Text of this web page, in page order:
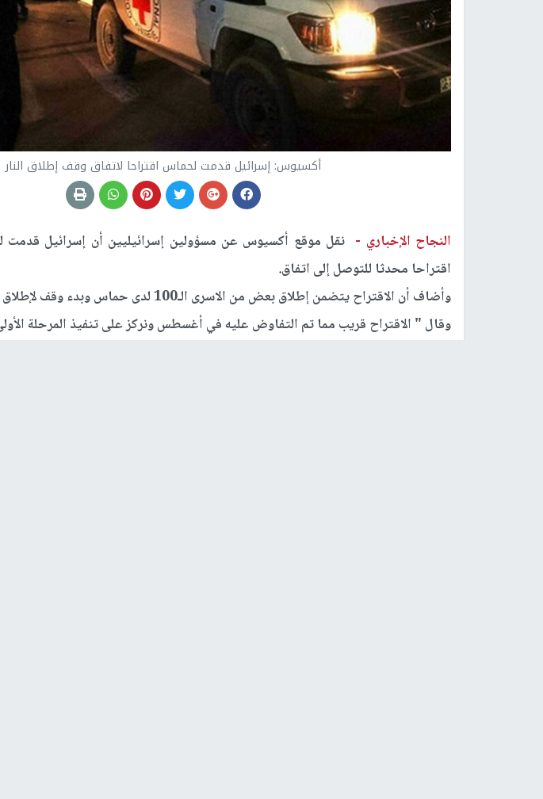
أكسيوس: إسرائيل قدمت لحماس اقتراحا لاتفاق وقف إطلاق النار
النجاح الإخباري - نقل موقع أكسيوس عن مسؤولين إسرائيليين أن إسرائيل قدمت
اقتراحا محدثا للتوصل إلى اتفاق.
وأضاف أن الاقتراح يتضمن إطلاق بعض من الاسرى الـ100 لدى حماس وبدء وقف لإطلاق النار.
وقال " الاقتراح قريب مما تم التفاوض عليه في أغسطس ونركز على تنفيذ المرحلة